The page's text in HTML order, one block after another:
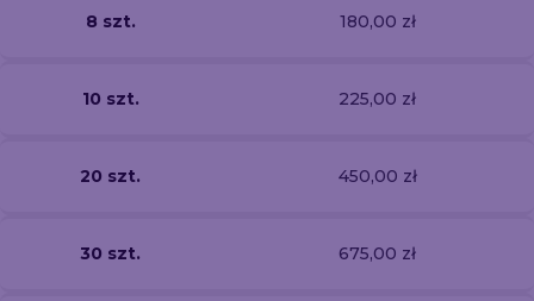
8 szt. 180,00 zł
10 szt. 225,00 zł
20 szt. 450,00 zł
30 szt. 675,00 zł